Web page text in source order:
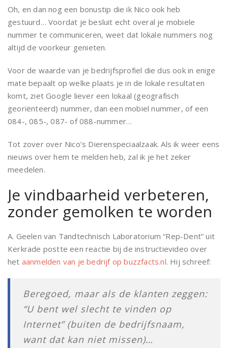
Oh, en dan nog een bonustip die ik Nico ook heb
gestuurd… Voordat je besluit echt overal je mobiele
nummer te communiceren, weet dat lokale nummers nog
altijd de voorkeur genieten.
Voor de waarde van je bedrijfsprofiel die dus ook in enige
mate bepaalt op welke plaats je in de lokale resultaten
komt, ziet Google liever een lokaal (geografisch
georiënteerd) nummer, dan een mobiel nummer, of een
084-, 085-, 087- of 088-nummer…
Tot zover over Nico’s Dierenspeciaalzaak. Als ik weer eens
nieuws over hem te melden heb, zal ik je het zeker
meedelen.
Je vindbaarheid verbeteren,
zonder gemolken te worden
A. Geelen van Tandtechnisch Laboratorium “Rep-Dent” uit
Kerkrade postte een reactie bij de instructievideo over
het aanmelden van je bedrijf op buzzfacts.nl. Hij schreef:
Beregoed, maar als de klanten zeggen:
“U bent wel slecht te vinden op
Internet” (buiten de bedrijfsnaam,
want dat kan niet missen)…